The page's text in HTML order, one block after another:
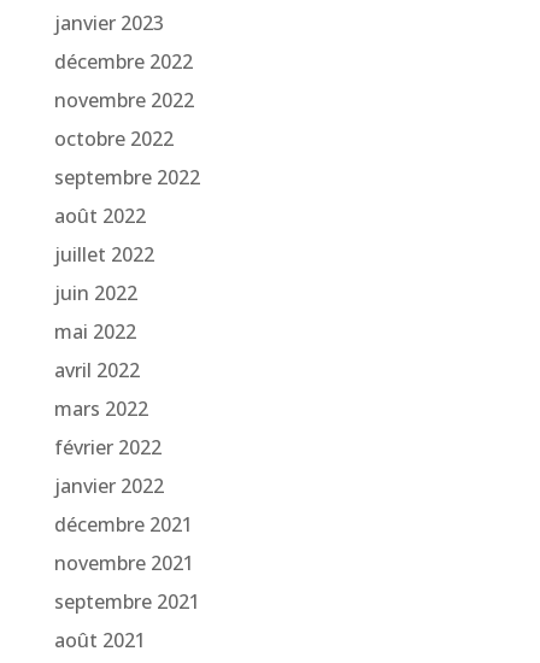
janvier 2023
décembre 2022
novembre 2022
octobre 2022
septembre 2022
août 2022
juillet 2022
juin 2022
mai 2022
avril 2022
mars 2022
février 2022
janvier 2022
décembre 2021
novembre 2021
septembre 2021
août 2021